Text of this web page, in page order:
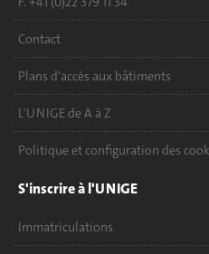
Contact
Plans d'accès aux bâtiments
L'UNIGE de A à Z
Politique et configuration des
S'inscrire à l'UNIGE
Immatriculations